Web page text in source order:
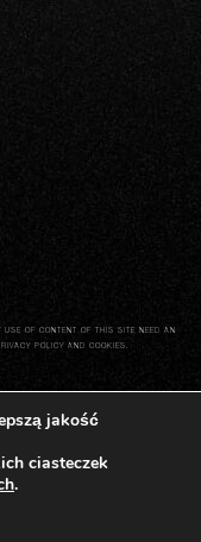
OF CONTENT OF THIS SITE NEED AN
POLICY AND COOKIES.
jakość
ciasteczek
.